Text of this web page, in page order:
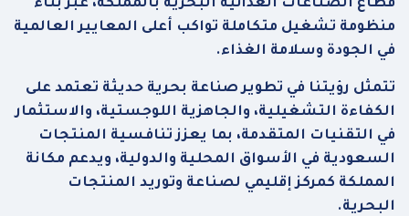
قطاع الصناعات الغذائية البحرية بالمملكة، عبر بناء
منظومة تشغيل متكاملة تواكب أعلى المعايير العالمية
في الجودة وسلامة الغذاء.
تتمثل رؤيتنا في تطوير صناعة بحرية حديثة تعتمد على
الكفاءة التشغيلية، والجاهزية اللوجستية، والاستثمار
في التقنيات المتقدمة، بما يعزز تنافسية المنتجات
السعودية في الأسواق المحلية والدولية، ويدعم مكانة
المملكة كمركز إقليمي لصناعة وتوريد المنتجات
البحرية.